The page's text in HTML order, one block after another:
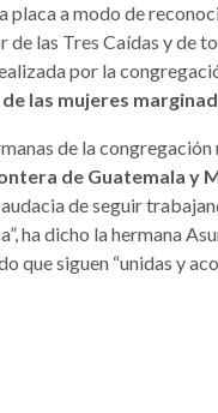
placa a modo de
de las Tres Caídas y de
por la
las mujeres
de la
de Guatemala y
de seguir
ha dicho la hermana
que siguen “unidas y